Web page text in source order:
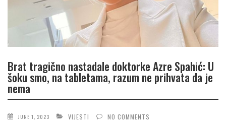
Brat tragično nastadale doktorke Azre Spahić: U
šoku smo, na tabletama, razum ne prihvata da je
nema
JUNE 1, 2023 VIJESTI NO COMMENTS